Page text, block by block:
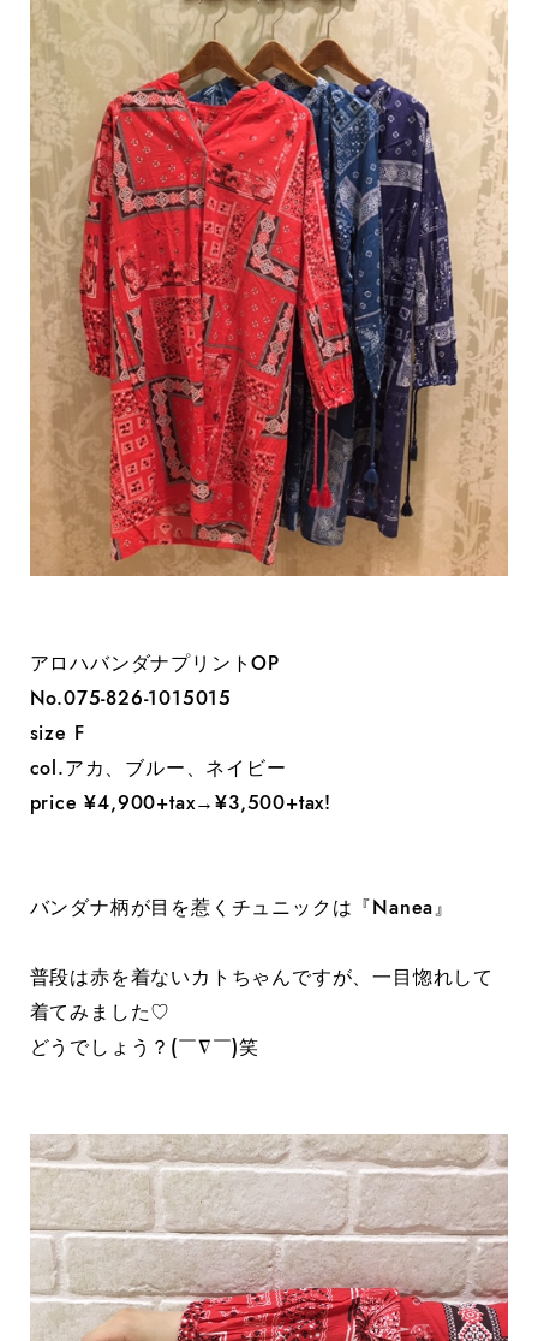
アロハバンダナプリントOP
No.075-826-1015015
size F
col.アカ、ブルー、ネイビー
price ¥4,900+tax→¥3,500+tax!
バンダナ柄が目を惹くチュニックは『Nanea』
普段は赤を着ないカトちゃんですが、一目惚れして
着てみました♡
どうでしょう？(￣∇￣)笑